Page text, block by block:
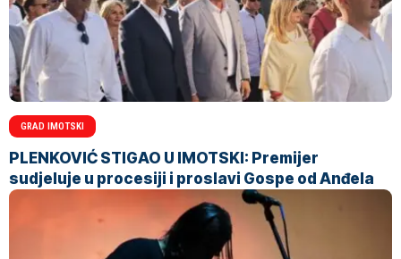
GRAD IMOTSKI
PLENKOVIĆ STIGAO U IMOTSKI: Premijer
sudjeluje u procesiji i proslavi Gospe od Anđela